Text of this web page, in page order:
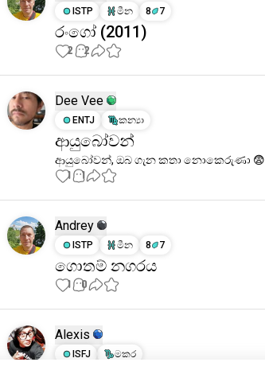
ISTP
මීන 8 7
රංගෝ (2011)
2 2
Dee Vee
ENTJ
කන්‍යා
ආයුබෝවන්
ආයුබෝවන්, ඔබ ගැන කතා නොකෙරුණා 😨
1 1
Andrey
ISTP
මීන 8 7
ගොතම් නගරය
1 0
Alexis
ISFJ
මකර